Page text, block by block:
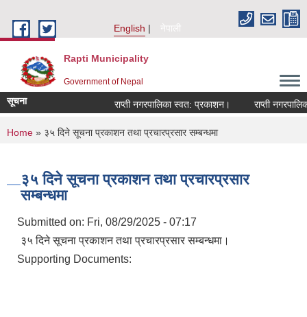
English
नेपाली
Rapti Municipality
Government of Nepal
सूचना राप्ती नगरपालिका स्वत: प्रकाशन। राप्ती
You are here
Home » ३५ दिने सूचना प्रकाशन तथा प्रचारप्रसार सम्बन्धमा
३५ दिने सूचना प्रकाशन तथा प्रचारप्रसार
सम्बन्धमा
Submitted on: Fri, 08/29/2025 - 07:17
३५ दिने सूचना प्रकाशन तथा प्रचारप्रसार सम्बन्धमा।
Supporting Documents: